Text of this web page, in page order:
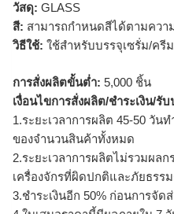
วัสดุ: GLASS
สี: สามารถกำหนดสีได้ตามควา
วิธีใช้: ใช้สำหรับบรรจุเซรั่ม/ครี
การสั่งผลิตขั้นต่ำ: 5,000 ชิ้น
เงื่อนไขการสั่งผลิต/ชำระเงิน/รั
1.ระยะเวลาการผลิต 45-50 วัน
ของจำนวนสินค้าทั้งหมด
2.ระยะเวลาการผลิตไม่รวมผล
เครื่องจักรที่ผิดปกติและภัยธรร
3.ชำระเงินอีก 50% ก่อนการจัด